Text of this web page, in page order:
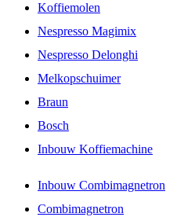
Koffiemolen
Nespresso Magimix
Nespresso Delonghi
Melkopschuimer
Braun
Bosch
Inbouw Koffiemachine
Inbouw Combimagnetron
Combimagnetron